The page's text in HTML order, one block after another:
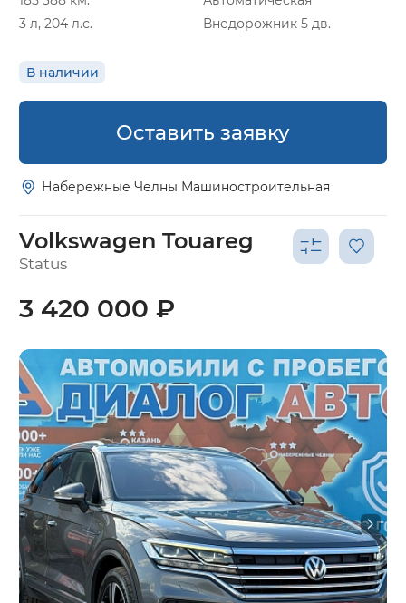
3 л, 204 л.с.
Внедорожник 5 дв.
В наличии
Оставить заявку
Набережные Челны Машиностроительная
Volkswagen Touareg
Status
3 420 000 ₽